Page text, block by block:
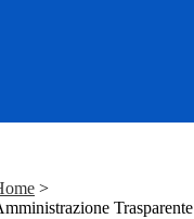
>
Trasparente